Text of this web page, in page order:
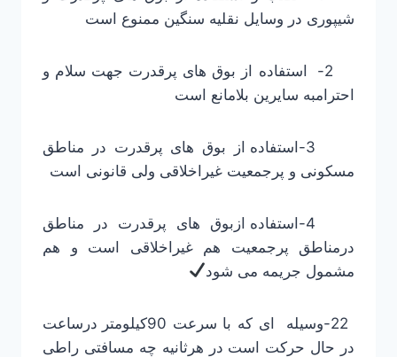
شیپوری در وسایل نقلیه سنگین ممنوع است
2- استفاده از بوق های پرقدرت جهت سلام و
احترامبه سایرین بلامانع است
3-استفاده از بوق های پرقدرت در مناطق
مسکونی و پرجمعیت غیراخلاقی ولی قانونی است
4-استفاده ازبوق های پرقدرت در مناطق
درمناطق پرجمعیت هم غیراخلاقی است و هم
مشمول جریمه می شود
22-وسیله ای که با سرعت 90کیلومتر درساعت
در حال حرکت است در هرثانیه چه مسافتی راطی